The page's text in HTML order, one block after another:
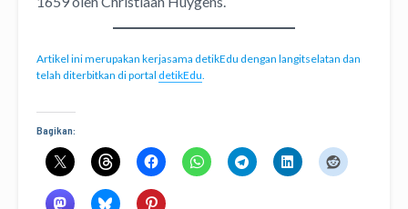
Artikel ini merupakan kerjasama detikEdu dengan langitselatan dan
telah diterbitkan di portal detikEdu.
Bagikan: